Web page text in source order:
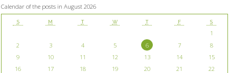
Calendar of the posts in August 2026
S M T W T F S
1
2
3 4 5 6 7
8
9
10 11 12 13 14
15
16
17 18 19 20 21
22